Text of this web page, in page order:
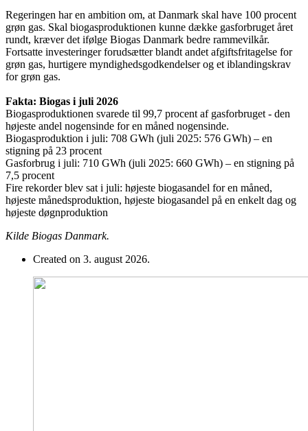
Regeringen har en ambition om, at Danmark skal have 100 procent
grøn gas. Skal biogasproduktionen kunne dække gasforbruget året
rundt, kræver det ifølge Biogas Danmark bedre rammevilkår.
Fortsatte investeringer forudsætter blandt andet afgiftsfritagelse for
grøn gas, hurtigere myndighedsgodkendelser og et iblandingskrav
for grøn gas.
Fakta: Biogas i juli 2026
Biogasproduktionen svarede til 99,7 procent af gasforbruget - den
højeste andel nogensinde for en måned nogensinde.
Biogasproduktion i juli: 708 GWh (juli 2025: 576 GWh) – en
stigning på 23 procent
Gasforbrug i juli: 710 GWh (juli 2025: 660 GWh) – en stigning på
7,5 procent
Fire rekorder blev sat i juli: højeste biogasandel for en måned,
højeste månedsproduktion, højeste biogasandel på en enkelt dag og
højeste døgnproduktion
Kilde Biogas Danmark.
Created on 3. august 2026.